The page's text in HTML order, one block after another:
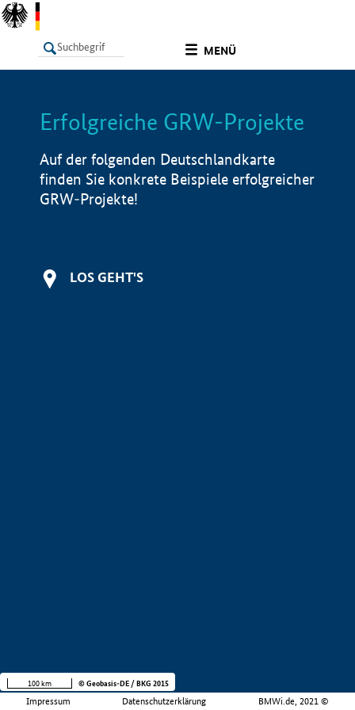
MENÜ
LISTE Info
Erfolgreiche GRW-Projekte
Auf der folgenden Deutschlandkarte
finden Sie konkrete Beispiele erfolgreicher
GRW-Projekte!
LOS GEHT'S
Impressum Datenschutzerklärung BMWi.de, 2021 ©
100 km © Geobasis-DE / BKG 2015